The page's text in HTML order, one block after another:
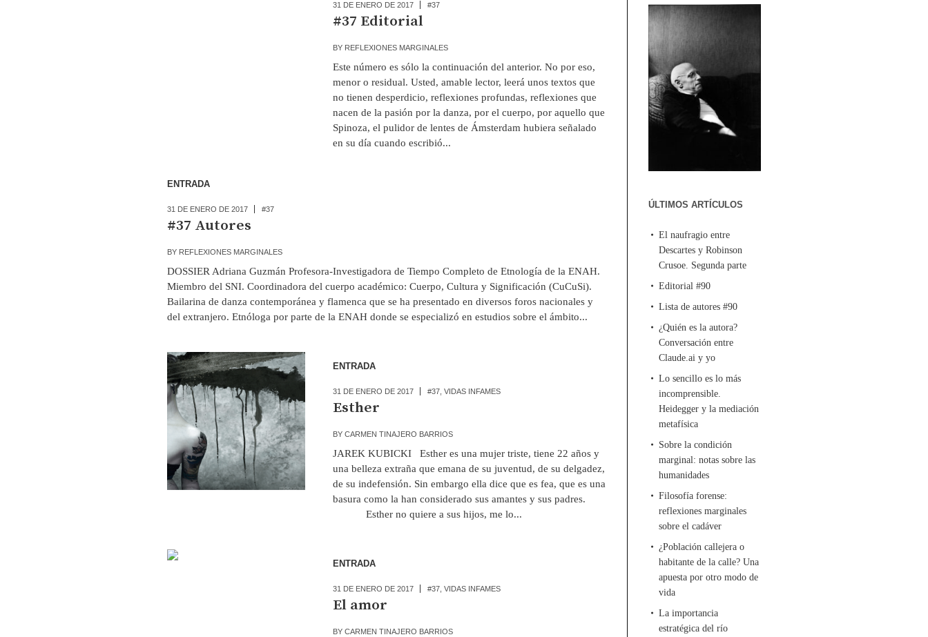
31 DE ENERO DE 2017 #37
#37 Editorial
BY REFLEXIONES MARGINALES
Este número es sólo la continuación del anterior. No por eso,
menor o residual. Usted, amable lector, leerá unos textos que
no tienen desperdicio, reflexiones profundas, reflexiones que
nacen de la pasión por la danza, por el cuerpo, por aquello que
Spinoza, el pulidor de lentes de Ámsterdam hubiera señalado
en su día cuando escribió...
ENTRADA
31 DE ENERO DE 2017 #37
#37 Autores
BY REFLEXIONES MARGINALES
DOSSIER Adriana Guzmán Profesora-Investigadora de Tiempo Completo de Etnología de la ENAH.
Miembro del SNI. Coordinadora del cuerpo académico: Cuerpo, Cultura y Significación (CuCuSi).
Bailarina de danza contemporánea y flamenca que se ha presentado en diversos foros nacionales y
del extranjero. Etnóloga por parte de la ENAH donde se especializó en estudios sobre el ámbito...
ENTRADA
31 DE ENERO DE 2017 #37, VIDAS INFAMES
Esther
BY CARMEN TINAJERO BARRIOS
JAREK KUBICKI Esther es una mujer triste, tiene 22 años y
una belleza extraña que emana de su juventud, de su delgadez,
de su indefensión. Sin embargo ella dice que es fea, que es una
basura como la han considerado sus amantes y sus padres.
Esther no quiere a sus hijos, me lo...
ENTRADA
31 DE ENERO DE 2017 #37, VIDAS INFAMES
El amor
BY CARMEN TINAJERO BARRIOS
ÚLTIMOS ARTÍCULOS
El naufragio entre
Descartes y Robinson
Crusoe. Segunda parte
Editorial #90
Lista de autores #90
¿Quién es la autora?
Conversación entre
Claude.ai y yo
Lo sencillo es lo más
incomprensible.
Heidegger y la mediación
metafísica
Sobre la condición
marginal: notas sobre las
humanidades
Filosofía forense:
reflexiones marginales
sobre el cadáver
¿Población callejera o
habitante de la calle? Una
apuesta por otro modo de
vida
La importancia
estratégica del río